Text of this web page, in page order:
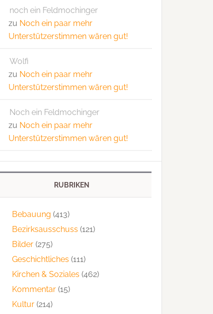
noch ein Feldmochinger
zu Noch ein paar mehr
Unterstützerstimmen wären gut!
Wolfi
zu Noch ein paar mehr
Unterstützerstimmen wären gut!
Noch ein Feldmochinger
zu Noch ein paar mehr
Unterstützerstimmen wären gut!
RUBRIKEN
Bebauung (413)
Bezirksausschuss (121)
Bilder (275)
Geschichtliches (111)
Kirchen & Soziales (462)
Kommentar (15)
Kultur (214)